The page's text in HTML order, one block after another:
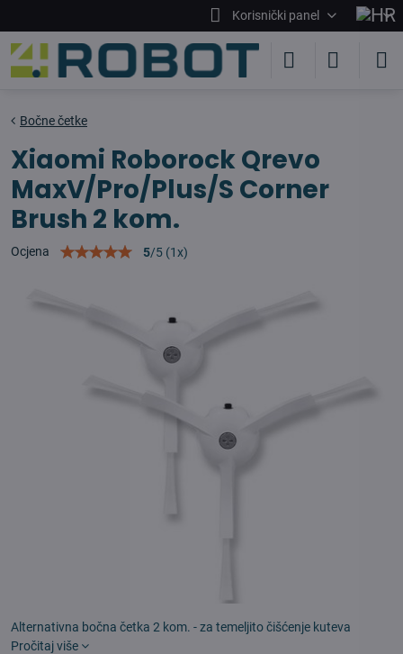
Korisnički panel
Bočne četke
Xiaomi Roborock Qrevo
MaxV/Pro/Plus/S Corner
Brush 2 kom.
Ocjena 5/5 (1x)
Alternativna bočna četka 2 kom. - za temeljito čišćenje kuteva
Pročitaj više